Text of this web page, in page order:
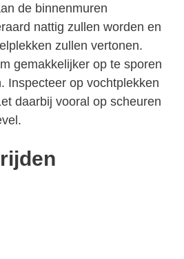
de binnenmuren
nattig zullen worden en
zullen vertonen.
gemakkelijker op te sporen
Inspecteer op vochtplekken
daarbij vooral op scheuren